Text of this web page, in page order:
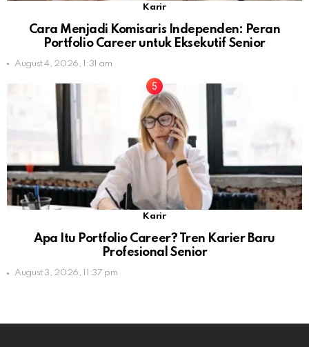
Karir
Cara Menjadi Komisaris Independen: Peran
Portfolio Career untuk Eksekutif Senior
August 4, 2026, 1:31 am
Karir
Apa Itu Portfolio Career? Tren Karier Baru
Profesional Senior
August 3, 2026, 11:37 pm